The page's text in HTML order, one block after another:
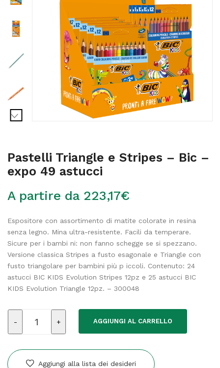
Pastelli Triangle e Stripes – Bic –
expo 49 astucci
A partire da 223,17€
Espositore con assortimento di matite colorate in resina
senza legno. Mina ultra-resistente. Facili da temperare.
Sicure per i bambi ni: non fanno schegge se si spezzano.
Versione classica Stripes a fusto esagonale e Triangle con
fusto triangolare per bambini più p iccoli. Contenuto: 24
astucci BIC KIDS Evolution Stripes 12pz e 25 astucci BIC
KIDS Evolution Triangle 12pz. – 300048
Triangle
Stripes
AGGIUNGI AL CARRELLO
Aggiungi alla lista dei desideri